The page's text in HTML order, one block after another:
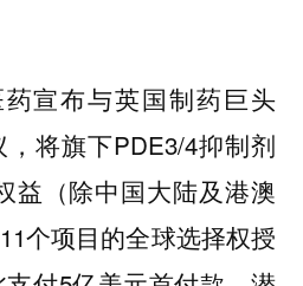
宣布与英国制药巨头
将旗下PDE3/4抑制剂
益（除中国大陆及港澳
个项目的全球选择权授